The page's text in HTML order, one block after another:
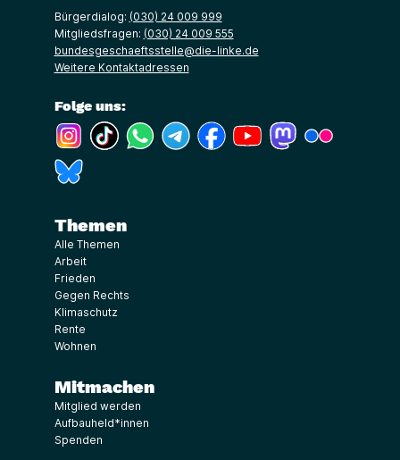
Bürgerdialog: (030) 24 009 999
Mitgliedsfragen: (030) 24 009 555
bundesgeschaeftsstelle@die-linke.de
Weitere Kontaktadressen
Folge uns:
(Link öffnet ein neues Fenster)
(Link öffnet ein neues Fenster)
(Link öffnet ein neues Fenster)
(Link öffnet ein neues Fenster)
(Link öffnet ein neues Fenster)
(Link öffnet ein neues
(Link öffnet ein
Themen
Alle Themen
Arbeit
Frieden
Gegen Rechts
Klimaschutz
Rente
Wohnen
Mitmachen
Mitglied werden
Aufbauheld*innen
Spenden